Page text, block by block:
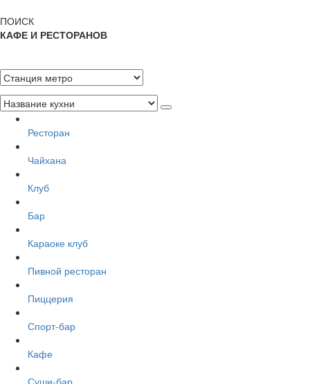
ПОИСК
КАФЕ И РЕСТОРАНОВ
Ресторан
Чайхана
Клуб
Бар
Караоке клуб
Пивной ресторан
Пиццерия
Спорт-бар
Кафе